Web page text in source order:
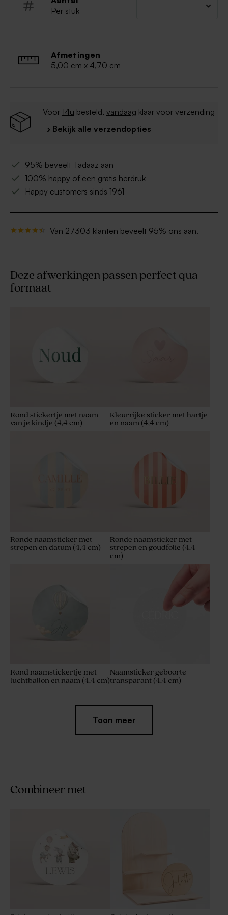
diepvries
Per stuk
Afmetingen
5,00 cm x 4,70 cm
Voor 14u besteld, vandaag klaar voor verzending
› Bekijk alle verzendopties
95% beveelt Tadaaz aan
100% happy of een gratis herdruk
Happy customers sinds 1961
Van 27303 klanten beveelt 95% ons aan.
Deze afwerkingen passen perfect qua
formaat
Rond stickertje met naam
van je kindje (4,4 cm)
Kleurrijke sticker met hartje
en naam (4,4 cm)
Ronde naamsticker met
strepen en datum (4,4 cm)
Ronde naamsticker met
strepen en goudfolie (4,4
cm)
Rond naamstickertje met
luchtballon en naam (4,4 cm)
Naamsticker geboorte
transparant (4,4 cm)
Toon meer
Combineer met